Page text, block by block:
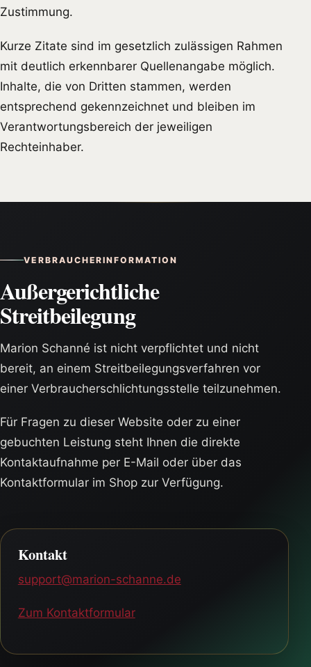
Zustimmung.
Kurze Zitate sind im gesetzlich zulässigen Rahmen
mit deutlich erkennbarer Quellenangabe möglich.
Inhalte, die von Dritten stammen, werden
entsprechend gekennzeichnet und bleiben im
Verantwortungsbereich der jeweiligen
Rechteinhaber.
VERBRAUCHERINFORMATION
Außergerichtliche
Streitbeilegung
Marion Schanné ist nicht verpflichtet und nicht
bereit, an einem Streitbeilegungsverfahren vor
einer Verbraucherschlichtungsstelle teilzunehmen.
Für Fragen zu dieser Website oder zu einer
gebuchten Leistung steht Ihnen die direkte
Kontaktaufnahme per E-Mail oder über das
Kontaktformular im Shop zur Verfügung.
Kontakt
support@marion-schanne.de
Zum Kontaktformular